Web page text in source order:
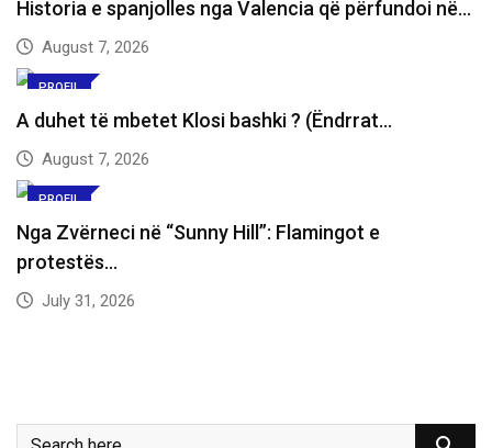
Historia e spanjolles nga Valencia që përfundoi në…
August 7, 2026
PROFIL
A duhet të mbetet Klosi bashki ? (Ëndrrat…
August 7, 2026
PROFIL
Nga Zvërneci në “Sunny Hill”: Flamingot e
protestës…
July 31, 2026